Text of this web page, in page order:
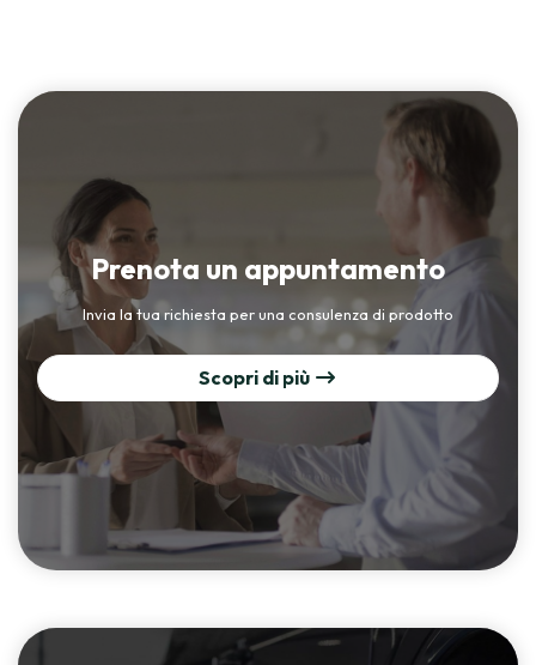
Prenota un appuntamento
Invia la tua richiesta per una consulenza di prodotto
Scopri di più